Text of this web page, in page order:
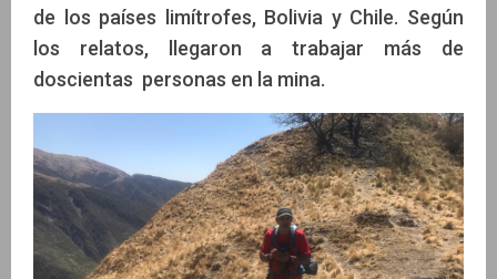
de los países limítrofes, Bolivia y Chile. Según
los relatos, llegaron a trabajar más de
doscientas personas en la mina.